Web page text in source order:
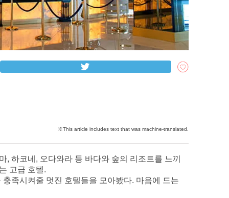
하코네, 오다와라 등 바다와 숲의 리조트를 느끼
고급 호텔.
족시켜줄 멋진 호텔들을 모아봤다. 마음에 드는